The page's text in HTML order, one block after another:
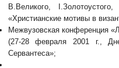
В.Великого,
«Христианские мотивы в
Межвузовская конференция «
(27-28 февраля 2001 г.,
Сервантеса»;